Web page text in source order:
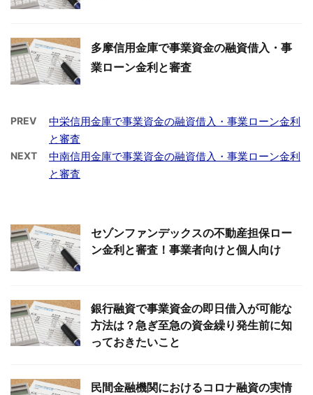
多摩信用金庫で事業資金の融資借入・事
業ローン金利と審査
PREV
中栄信用金庫で事業資金の融資借入・事業ローン金利
と審査
NEXT
中南信用金庫で事業資金の融資借入・事業ローン金利
と審査
セゾンファンデックスの不動産担保ロー
ン金利と審査！事業者向けと個人向け
銀行融資で事業資金の即日借入が可能な
方法は？急ぎ至急の資金繰り発生前に知
っておきたいこと
民間金融機関におけるコロナ融資の実情